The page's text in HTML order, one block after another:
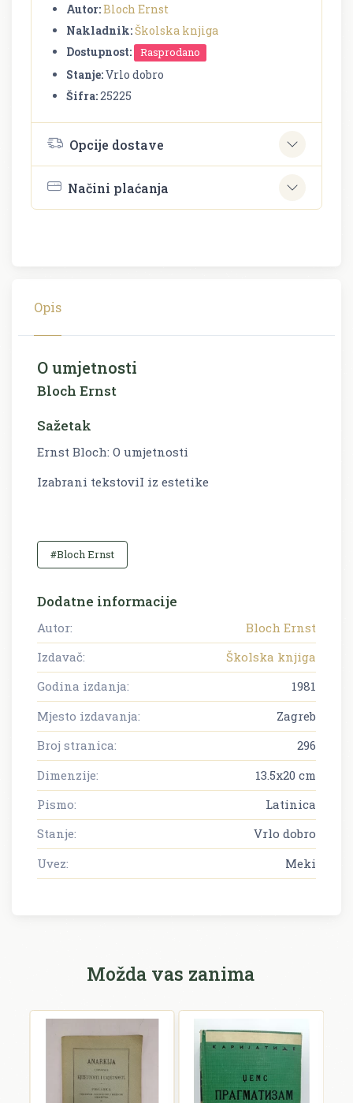
Autor:Bloch Ernst
Nakladnik:Školska knjiga
Dostupnost:
Rasprodano
Stanje:Vrlo dobro
Šifra:25225
Opcije dostave
Načini plaćanja
Opis
O umjetnosti
Bloch Ernst
Sažetak
Ernst Bloch: O umjetnosti
Izabrani tekstoviI iz estetike
#Bloch Ernst
Dodatne informacije
Autor:
Bloch Ernst
Izdavač:
Školska knjiga
Godina izdanja:
1981
Mjesto izdavanja:
Zagreb
Broj stranica:
296
Dimenzije:
13.5x20 cm
Pismo:
Latinica
Stanje:
Vrlo dobro
Uvez:
Meki
Možda vas zanima